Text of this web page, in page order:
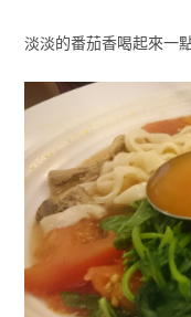
淡淡的番茄香喝起來一